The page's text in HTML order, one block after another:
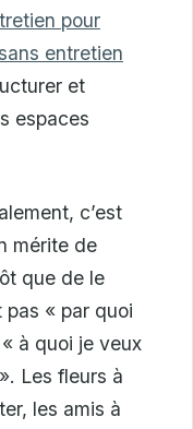
pour
entretien
et
espaces
c’est
mérite de
que de le
pas « par quoi
à quoi je veux
Les fleurs à
les amis à